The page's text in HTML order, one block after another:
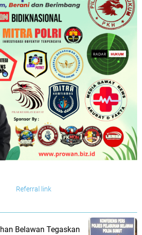
Referral link
Belawan Tegaskan